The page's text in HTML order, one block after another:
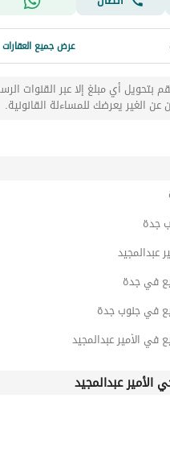
عرض جميع العقارات
بتحويل أي مبلغ إلا عبر القنوات
الغير يعرضك للمساءلة القانونية.
جدة
عبدالمجيد
الأمير عبدالمجيد